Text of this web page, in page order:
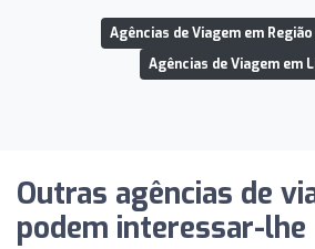
Agências de Viagem em
Agências de Viagem em
Outras agências de
podem interessar-lhe